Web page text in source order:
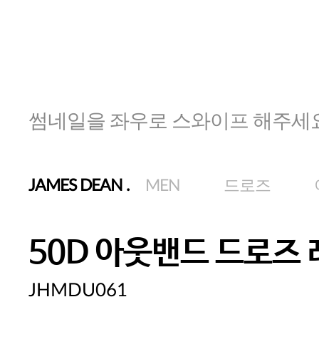
썸네일을 좌우로 스와이프 해주세
JAMES DEAN . MEN 드로즈
50D 아웃밴드 드로즈
JHMDU061